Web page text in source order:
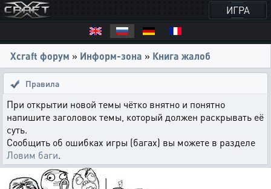
ИГРА
Xcraft форум » Информ-зона » Книга жалоб
Правила
При открытии новой темы чётко внятно и понятно
напишите заголовок темы, который должен раскрывать её
суть.
Сообщить об ошибках игры (багах) вы можете в разделе
Ловим баги.